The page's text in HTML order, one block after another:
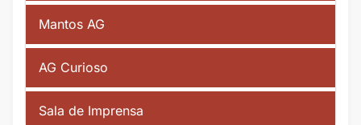
Mantos AG
AG Curioso
Sala de Imprensa